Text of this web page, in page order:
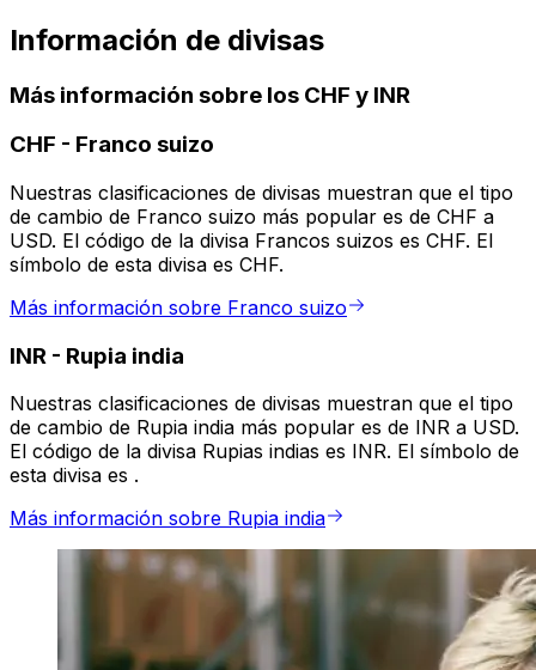
Información de divisas
Más información sobre los CHF y INR
CHF - Franco suizo
Nuestras clasificaciones de divisas muestran que el tipo
de cambio de Franco suizo más popular es de CHF a
USD. El código de la divisa Francos suizos es CHF. El
símbolo de esta divisa es CHF.
Más información sobre Franco suizo
INR - Rupia india
Nuestras clasificaciones de divisas muestran que el tipo
de cambio de Rupia india más popular es de INR a USD.
El código de la divisa Rupias indias es INR. El símbolo de
esta divisa es ₹.
Más información sobre Rupia india